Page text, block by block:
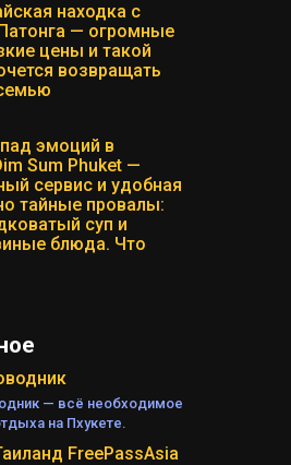
находка с
— огромные
цены и такой
возвращать
эмоций в
Sum Phuket —
сервис и удобная
тайные провалы:
суп и
блюда. Что
— всё необходимое
на Пхукете.
FreePassAsia